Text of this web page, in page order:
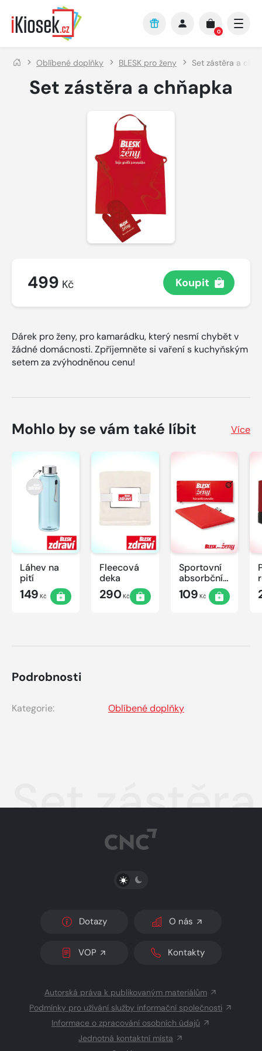
Přejít na hlavní obsah
0
Oblíbené doplňky BLESK pro ženy Set zástěra a
Set zástěra a chňapka
499 Kč Koupit
Dárek pro ženy, pro kamarádku, který nesmí chybět v
žádné domácnosti. Zpříjemněte si vaření s kuchyňským
setem za zvýhodněnou cenu!
Mohlo by se vám také líbit Více
Láhev na
pití
149 Kč
Fleecová
deka
290Kč
Sportovní
absorbční
ručník
109 Kč
Podrobnosti
Kategorie: Oblíbené doplňky
Set
PŘEPNOUT SVĚTLÝ/TMAVÝ REŽIM
Dotazy O nás
VOP Kontakty
Autorská práva k publikovaným materiálům
Podmínky pro užívání služby informační společnosti
Informace o zpracování osobních údajů
Jednotná kontaktní místa